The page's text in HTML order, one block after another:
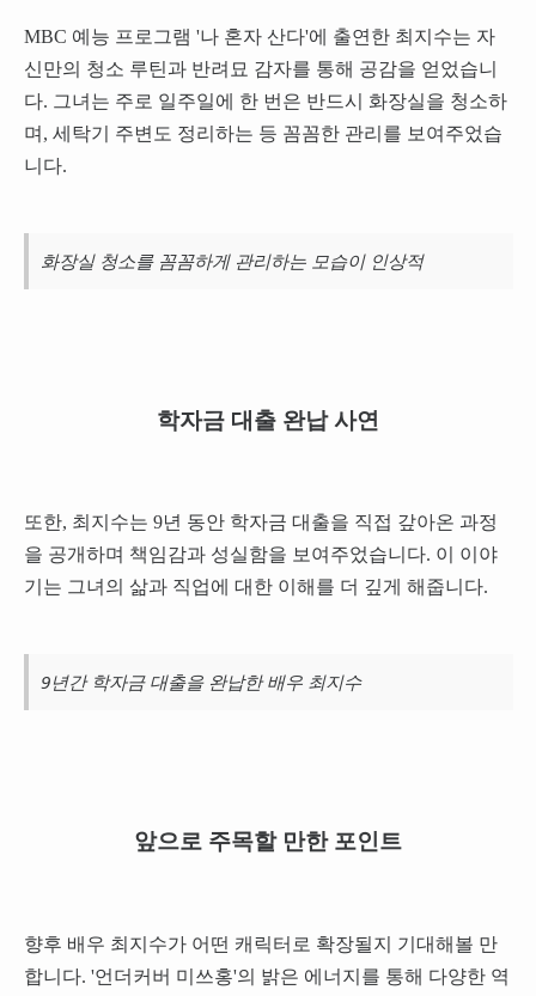
MBC 예능 프로그램 '나 혼자 산다'에 출연한 최지수는 자
신만의 청소 루틴과 반려묘 감자를 통해 공감을 얻었습니
다. 그녀는 주로 일주일에 한 번은 반드시 화장실을 청소하
며, 세탁기 주변도 정리하는 등 꼼꼼한 관리를 보여주었습
니다.
화장실 청소를 꼼꼼하게 관리하는 모습이 인상적
학자금 대출 완납 사연
또한, 최지수는 9년 동안 학자금 대출을 직접 갚아온 과정
을 공개하며 책임감과 성실함을 보여주었습니다. 이 이야
기는 그녀의 삶과 직업에 대한 이해를 더 깊게 해줍니다.
9년간 학자금 대출을 완납한 배우 최지수
앞으로 주목할 만한 포인트
향후 배우 최지수가 어떤 캐릭터로 확장될지 기대해볼 만
합니다. '언더커버 미쓰홍'의 밝은 에너지를 통해 다양한 역